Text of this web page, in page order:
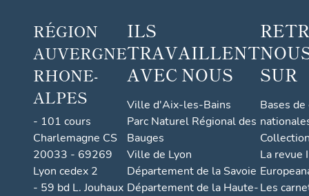
RÉGION
AUVERGNE
RHONE-
ALPES
- 101 cours
Charlemagne CS
20033 - 69269
Lyon cedex 2
- 59 bd L. Jouhaux
ILS
TRAVAILLENT
AVEC NOUS
Ville d'Aix-les-Bains
Parc Naturel Régional des
Bauges
Ville de Lyon
Département de la Savoie
Département de la Haute-
SUR
Bases
La revue
Les